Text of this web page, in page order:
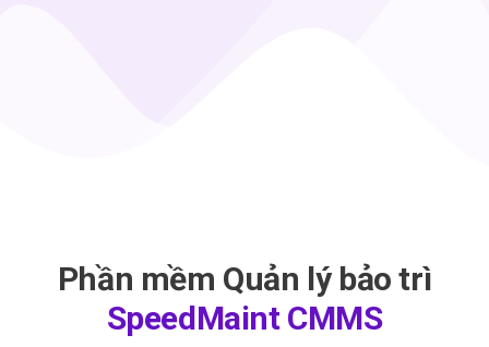
Phần mềm Quản lý bảo trì
SpeedMaint CMMS